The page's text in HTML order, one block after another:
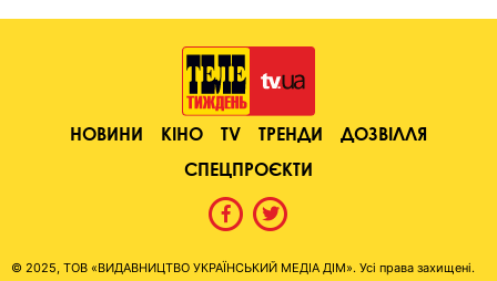
НОВИНИ КІНО TV ТРЕНДИ
ДОЗВІЛЛЯ
СПЕЦПРОЄКТИ
© 2025, ТОВ «ВИДАВНИЦТВО УКРАЇНСЬКИЙ МЕДІА ДІМ». Усі права захищені.